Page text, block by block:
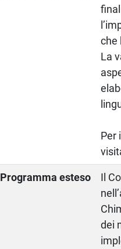
che
La
Per
Programma esteso
Il
dei